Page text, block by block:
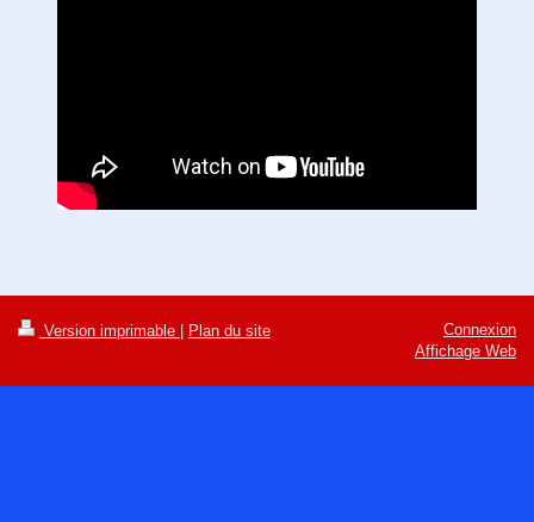
Version imprimable Plan du site
Connexion
Affichage Web